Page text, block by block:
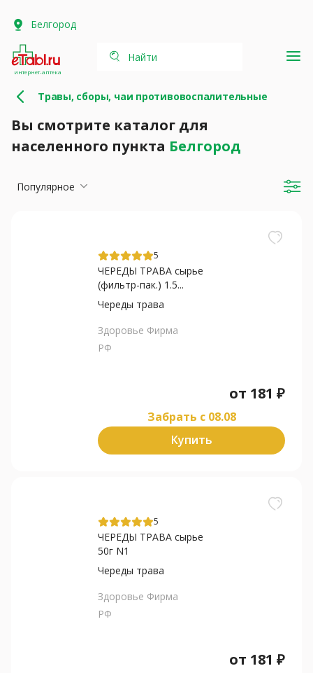
Белгород
интернет-аптека
Найти
Травы, сборы, чаи противовоспалительные
Вы смотрите каталог для
населенного пункта Белгород
Популярное
5
ЧЕРЕДЫ ТРАВА сырье
(фильтр-пак.) 1.5...
Череды трава
Здоровье Фирма
РФ
от 181 ₽
Забрать c 08.08
Купить
5
ЧЕРЕДЫ ТРАВА сырье
50г N1
Череды трава
Здоровье Фирма
РФ
от 181 ₽